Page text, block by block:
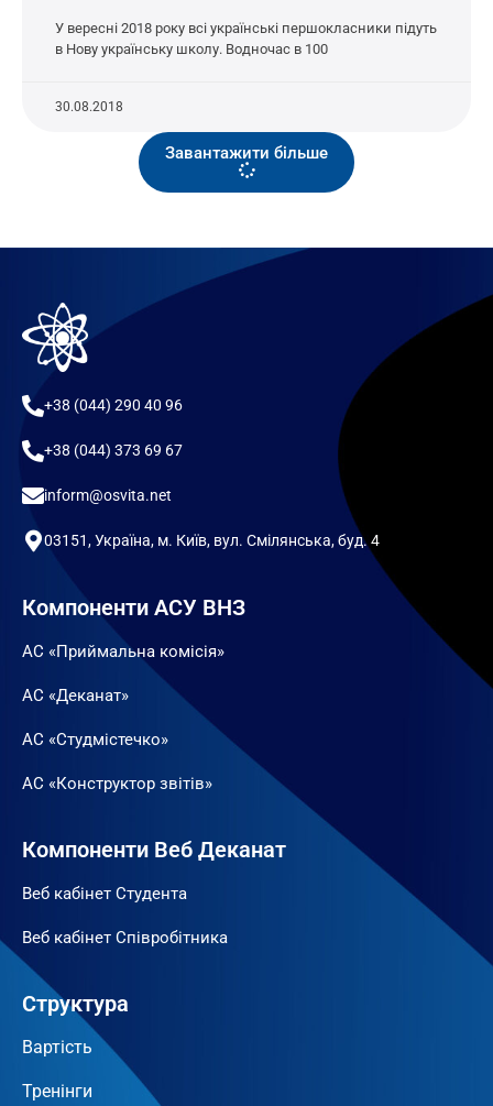
У вересні 2018 року всі українські першокласники підуть
в Нову українську школу. Водночас в 100
30.08.2018
Завантажити більше
+38 (044) 290 40 96
+38 (044) 373 69 67
inform@osvita.net
03151, Україна, м. Київ, вул. Смілянська, буд. 4
Компоненти АСУ ВНЗ
АС «Приймальна комісія»
АС «Деканат»
АС «Студмістечко»
АС «Конструктор звітів»
Компоненти Веб Деканат
Веб кабінет Студента
Веб кабінет Співробітника
Структура
Вартість
Тренінги